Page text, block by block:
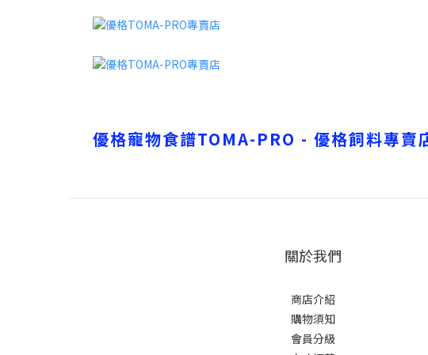
優格寵物食譜TOMA-PRO - 優格飼料專賣
關於我們
商店介紹
購物須知
會員分級